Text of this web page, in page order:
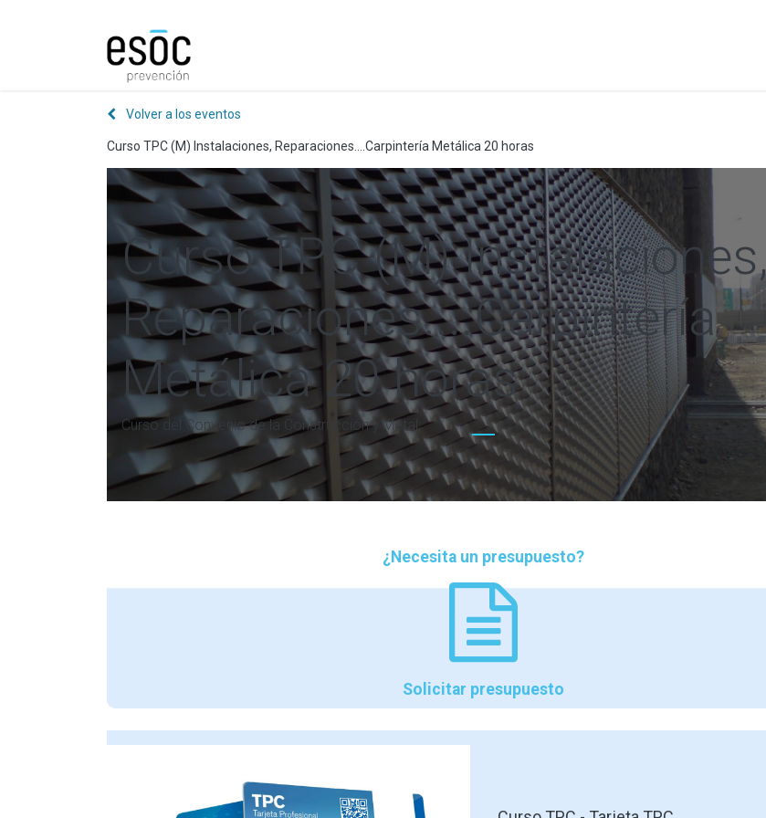
Volver a los eventos
Curso TPC (M) Instalaciones, Reparaciones....Carpintería Metálica 20 horas
Curso TPC (M) Instalaciones,
Reparaciones....Carpintería
Metálica 20 horas
Curso del Convenio de la Construcción y Metal
¿Necesita un presupuesto?
Solicitar presupuesto